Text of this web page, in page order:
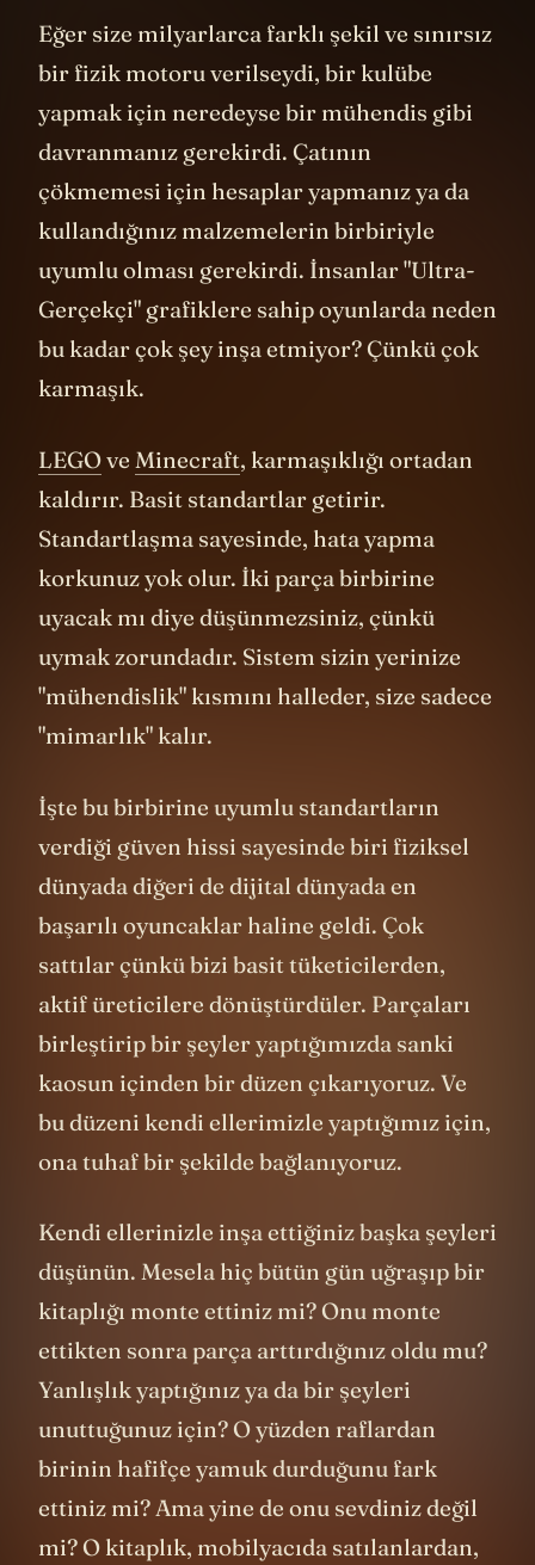
Eğer size milyarlarca farklı şekil ve sınırsız
bir fizik motoru verilseydi, bir kulübe
yapmak için neredeyse bir mühendis gibi
davranmanız gerekirdi. Çatının
çökmemesi için hesaplar yapmanız ya da
kullandığınız malzemelerin birbiriyle
uyumlu olması gerekirdi. İnsanlar "Ultra-
Gerçekçi" grafiklere sahip oyunlarda neden
bu kadar çok şey inşa etmiyor? Çünkü çok
karmaşık.
LEGOve Minecraft, karmaşıklığı ortadan
kaldırır. Basit standartlar getirir.
Standartlaşma sayesinde, hata yapma
korkunuz yok olur. İki parça birbirine
uyacak mı diye düşünmezsiniz, çünkü
uymak zorundadır. Sistem sizin yerinize
"mühendislik" kısmını halleder, size sadece
"mimarlık" kalır.
İşte bu birbirine uyumlu standartların
verdiği güven hissi sayesinde biri fiziksel
dünyada diğeri de dijital dünyada en
başarılı oyuncaklar haline geldi. Çok
sattılar çünkü bizi basit tüketicilerden,
aktif üreticilere dönüştürdüler. Parçaları
birleştirip bir şeyler yaptığımızda sanki
kaosun içinden bir düzen çıkarıyoruz. Ve
bu düzeni kendi ellerimizle yaptığımız için,
ona tuhaf bir şekilde bağlanıyoruz.
Kendi ellerinizle inşa ettiğiniz başka şeyleri
düşünün. Mesela hiç bütün gün uğraşıp bir
kitaplığı monte ettiniz mi? Onu monte
ettikten sonra parça arttırdığınız oldu mu?
Yanlışlık yaptığınız ya da bir şeyleri
unuttuğunuz için? O yüzden raflardan
birinin hafifçe yamuk durduğunu fark
ettiniz mi? Ama yine de onu sevdiniz değil
mi? O kitaplık, mobilyacıda satılanlardan,